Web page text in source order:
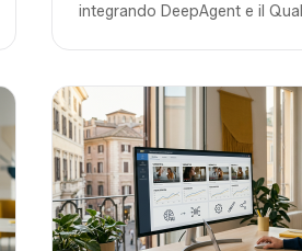
integrando DeepAgent e il